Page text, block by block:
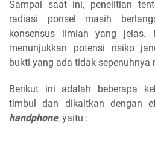
Sampai saat ini, penelitian
radiasi ponsel masih
konsensus ilmiah yang jelas.
menunjukkan potensi risiko
bukti yang ada tidak sepenuhnya
Berikut ini adalah beberapa
timbul dan dikaitkan dengan
handphone, yaitu :